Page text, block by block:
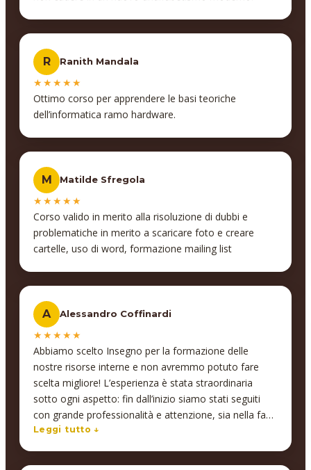
R Ranith Mandala
★★★★★
Ottimo corso per apprendere le basi teoriche
dell’informatica ramo hardware.
M Matilde Sfregola
★★★★★
Corso valido in merito alla risoluzione di dubbi e
problematiche in merito a scaricare foto e creare
cartelle, uso di word, formazione mailing list
A Alessandro Coffinardi
★★★★★
Abbiamo scelto Insegno per la formazione delle
nostre risorse interne e non avremmo potuto fare
scelta migliore! L’esperienza è stata straordinaria
sotto ogni aspetto: fin dall’inizio siamo stati seguiti
con grande professionalità e attenzione, sia nella fase
di progettazione del corso che durante tutto il
costante e personalizzato, e le competenze acquisite
Leggi tutto ↓